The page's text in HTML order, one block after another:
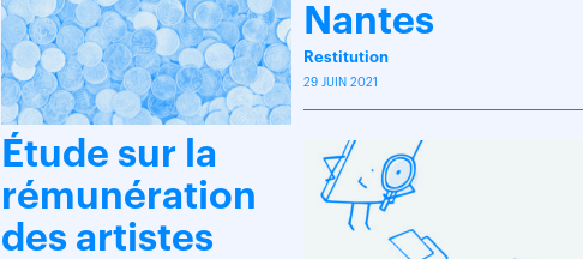
Nantes
Restitution
29 JUIN 2021
Étude sur la
rémunération
des artistes